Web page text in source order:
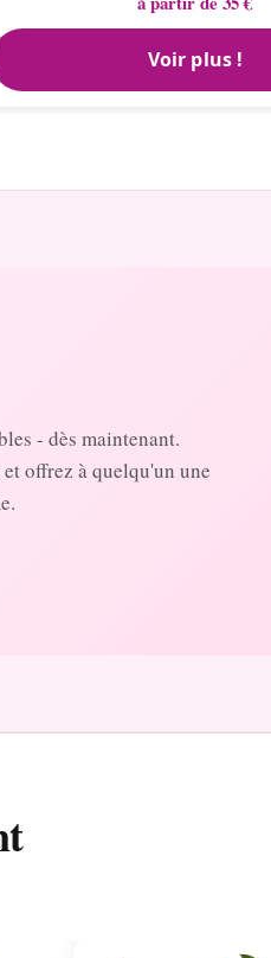
Voir plus !
- dès maintenant.
offrez à quelqu'un une